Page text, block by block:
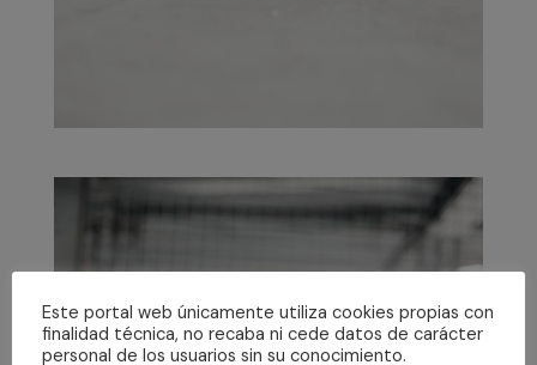
Este portal web únicamente utiliza cookies propias con
finalidad técnica, no recaba ni cede datos de carácter
personal de los usuarios sin su conocimiento.